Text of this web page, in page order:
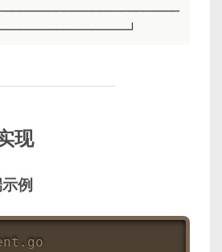
现
例